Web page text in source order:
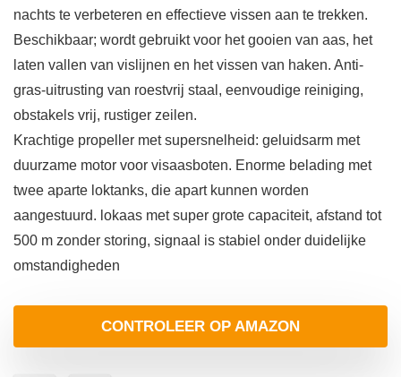
nachts te verbeteren en effectieve vissen aan te trekken.
Beschikbaar; wordt gebruikt voor het gooien van aas, het
laten vallen van vislijnen en het vissen van haken. Anti-
gras-uitrusting van roestvrij staal, eenvoudige reiniging,
obstakels vrij, rustiger zeilen.
Krachtige propeller met supersnelheid: geluidsarm met
duurzame motor voor visaasboten. Enorme belading met
twee aparte loktanks, die apart kunnen worden
aangestuurd. lokaas met super grote capaciteit, afstand tot
500 m zonder storing, signaal is stabiel onder duidelijke
omstandigheden
CONTROLEER OP AMAZON